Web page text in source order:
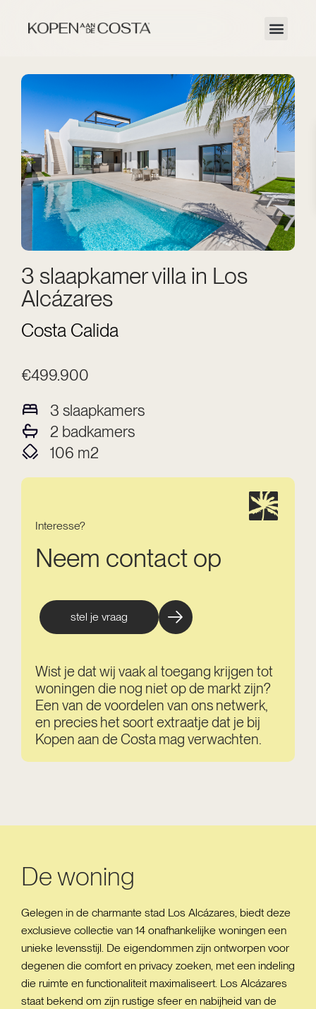
3 slaapkamer villa in Los
Alcázares
Costa Calida
€499.900
3 slaapkamers
2 badkamers
106 m2
Interesse?
Neem contact op
stel je vraag
Wist je dat wij vaak al toegang krijgen tot
woningen die nog niet op de markt zijn?
Een van de voordelen van ons netwerk,
en precies het soort extraatje dat je bij
Kopen aan de Costa mag verwachten.
De woning
Gelegen in de charmante stad Los Alcázares, biedt deze
exclusieve collectie van 14 onafhankelijke woningen een
unieke levensstijl. De eigendommen zijn ontworpen voor
degenen die comfort en privacy zoeken, met een indeling
die ruimte en functionaliteit maximaliseert. Los Alcázares
staat bekend om zijn rustige sfeer en nabijheid van de